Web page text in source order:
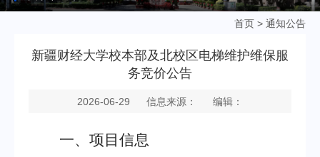
首页 > 通知公告
新疆财经大学校本部及北校区电梯维护维保服
务竞价公告
2026-06-29 信息来源： 编辑：
一、 项目信息